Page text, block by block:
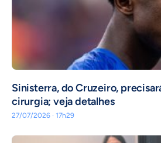
Sinisterra, do Cruzeiro,
cirurgia; veja detalhes
27/07/2026 · 17h29